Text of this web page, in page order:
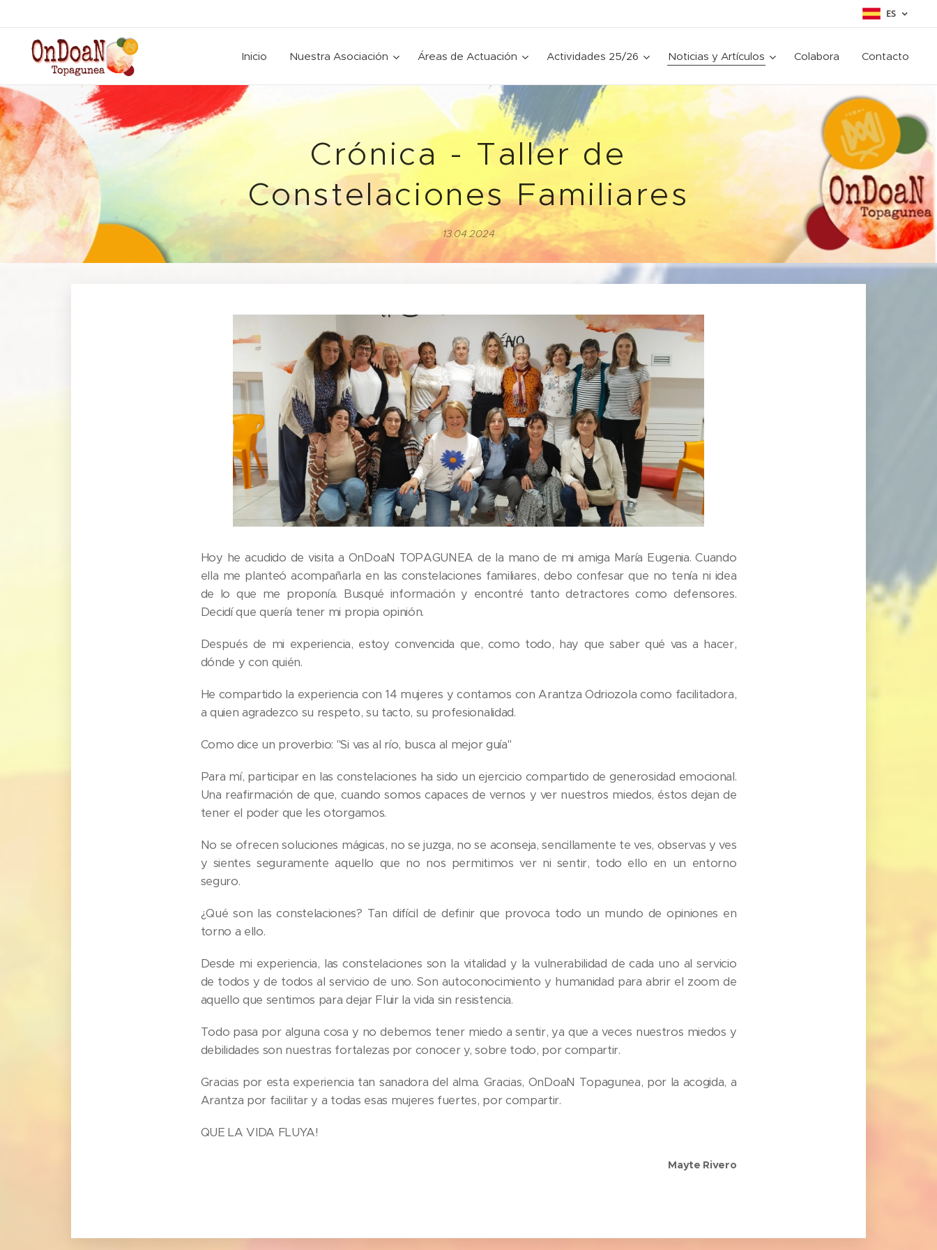
ES
Inicio Nuestra Asociación Áreas de Actuación Actividades 25/26 Noticias y Artículos Colabora Contacto
Crónica - Taller de
Constelaciones Familiares
13.04.2024
Hoy he acudido de visita a OnDoaN TOPAGUNEA de la mano de mi amiga María Eugenia. Cuando
ella me planteó acompañarla en las constelaciones familiares, debo confesar que no tenía ni idea
de lo que me proponía. Busqué información y encontré tanto detractores como defensores.
Decidí que quería tener mi propia opinión.
Después de mi experiencia, estoy convencida que, como todo, hay que saber qué vas a hacer,
dónde y con quién.
He compartido la experiencia con 14 mujeres y contamos con Arantza Odriozola como facilitadora,
a quien agradezco su respeto, su tacto, su profesionalidad.
Como dice un proverbio: "Si vas al río, busca al mejor guía"
Para mí, participar en las constelaciones ha sido un ejercicio compartido de generosidad emocional.
Una reafirmación de que, cuando somos capaces de vernos y ver nuestros miedos, éstos dejan de
tener el poder que les otorgamos.
No se ofrecen soluciones mágicas, no se juzga, no se aconseja, sencillamente te ves, observas y ves
y sientes seguramente aquello que no nos permitimos ver ni sentir, todo ello en un entorno
seguro.
¿Qué son las constelaciones? Tan difícil de definir que provoca todo un mundo de opiniones en
torno a ello.
Desde mi experiencia, las constelaciones son la vitalidad y la vulnerabilidad de cada uno al servicio
de todos y de todos al servicio de uno. Son autoconocimiento y humanidad para abrir el zoom de
aquello que sentimos para dejar Fluir la vida sin resistencia.
Todo pasa por alguna cosa y no debemos tener miedo a sentir, ya que a veces nuestros miedos y
debilidades son nuestras fortalezas por conocer y, sobre todo, por compartir.
Gracias por esta experiencia tan sanadora del alma. Gracias, OnDoaN Topagunea, por la acogida, a
Arantza por facilitar y a todas esas mujeres fuertes, por compartir.
QUE LA VIDA FLUYA!
Mayte Rivero